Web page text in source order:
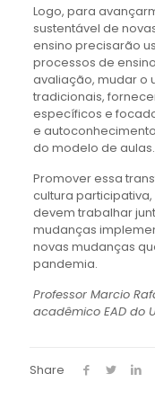
Logo, para
sustentável de
ensino precisarão
processos de
avaliação, mudar o
tradicionais,
específicos e
e
do modelo de aulas.
Promover essa
cultura
devem trabalhar
mudanças
novas mudanças
pandemia.
Professor Marcio
acadêmico EAD do
Share